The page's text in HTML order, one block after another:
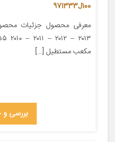
971333J100
معرفی محصول جزئیات
مکعب مستطیل […]
بررسی و